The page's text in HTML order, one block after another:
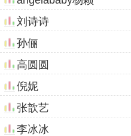
刘诗诗
孙俪
高圆圆
倪妮
张歆艺
李冰冰